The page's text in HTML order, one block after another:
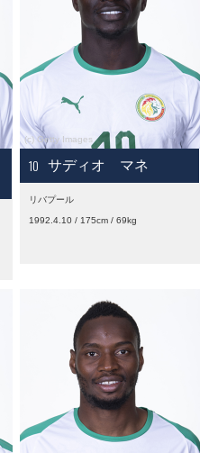
10 サディオ マネ
リバプール
1992.4.10 / 175cm / 69kg